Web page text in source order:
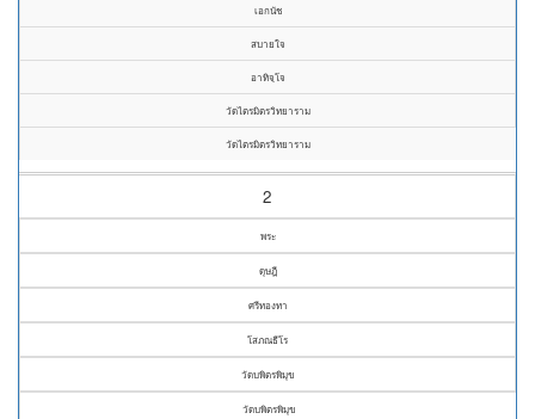
เอกนัช
สบายใจ
อาทิจฺโจ
วัดไตรมิตรวิทยาราม
วัดไตรมิตรวิทยาราม
2
พระ
ดุษฎี
ศรีทองทา
โสภณธีโร
วัดบพิตรพิมุข
วัดบพิตรพิมุข